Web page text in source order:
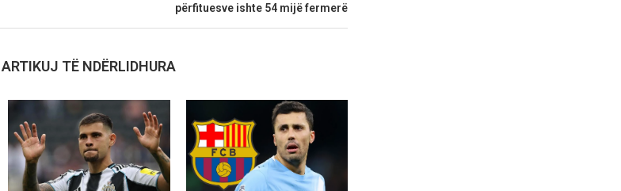
përfituesve ishte 54 mijë fermerë
ARTIKUJ TË NDËRLIDHURA